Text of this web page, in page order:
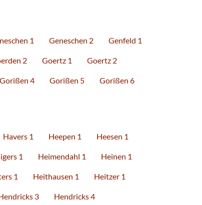
1 Geneschen 2 Genfeld 1
2 Goertz 1 Goertz 2
Gorißen 4 Gorißen 5 Gorißen 6
Havers 1 Heepen 1 Heesen 1
1 Heimendahl 1 Heinen 1
1 Heithausen 1 Heitzer 1
3 Hendricks 4